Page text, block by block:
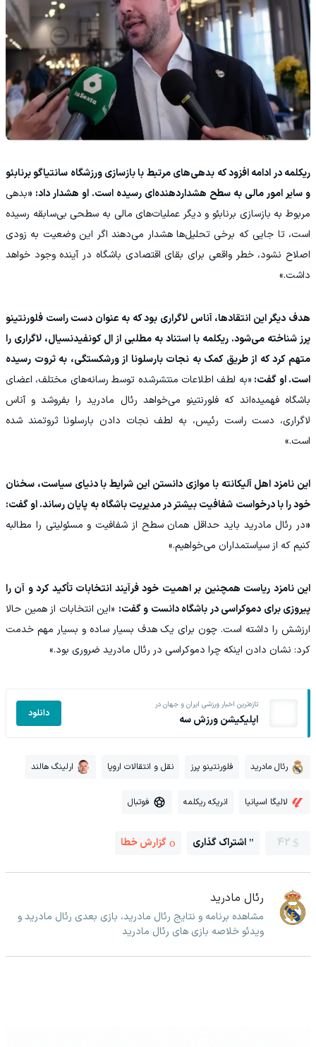
ریکلمه در ادامه افزود که بدهی‌های مرتبط با بازسازی ورزشگاه سانتیاگو برنابئو
و سایر امور مالی به سطح هشداردهنده‌ای رسیده است. او هشدار داد: «بدهی
مربوط به بازسازی برنابئو و دیگر عملیات‌های مالی به سطحی بی‌سابقه رسیده
است، تا جایی که برخی تحلیل‌ها هشدار می‌دهند اگر این وضعیت به زودی
اصلاح نشود، خطر واقعی برای بقای اقتصادی باشگاه در آینده وجود خواهد
داشت.»
هدف دیگر این انتقادها، آناس لاگراری بود که به عنوان دست راست فلورنتینو
پرز شناخته می‌شود. ریکلمه با استناد به مطلبی از ال کونفیدنسیال، لاگراری را
متهم کرد که از طریق کمک به نجات بارسلونا از ورشکستگی، به ثروت رسیده
است. او گفت: «به لطف اطلاعات منتشرشده توسط رسانه‌های مختلف، اعضای
باشگاه فهمیده‌اند که فلورنتینو می‌خواهد رئال مادرید را بفروشد و آناس
لاگراری، دست راست رئیس، به لطف نجات دادن بارسلونا ثروتمند شده
است.»
این نامزد اهل آلیکانته با موازی دانستن این شرایط با دنیای سیاست، سخنان
خود را با درخواست شفافیت بیشتر در مدیریت باشگاه به پایان رساند. او گفت:
«در رئال مادرید باید حداقل همان سطح از شفافیت و مسئولیتی را مطالبه
کنیم که از سیاستمداران می‌خواهیم.»
این نامزد ریاست همچنین بر اهمیت خود فرآیند انتخابات تأکید کرد و آن را
پیروزی برای دموکراسی در باشگاه دانست و گفت: «این انتخابات از همین حالا
ارزشش را داشته است. چون برای یک هدف بسیار ساده و بسیار مهم خدمت
کرد: نشان دادن اینکه چرا دموکراسی در رئال مادرید ضروری بود.»
تازه‌ترین اخبار ورزشی ایران و جهان در
اپلیکیشن ورزش سه دانلود
رئال مادرید فلورنتینو پرز نقل و انتقالات اروپا ارلینگ هالند
لالیگا اسپانیا انریکه ریکلمه فوتبال
42 اشتراک گذاری گزارش خطا
رئال مادرید
مشاهده برنامه و نتایج رئال مادرید، بازی بعدی رئال مادرید و
ویدئو خلاصه بازی های رئال مادرید